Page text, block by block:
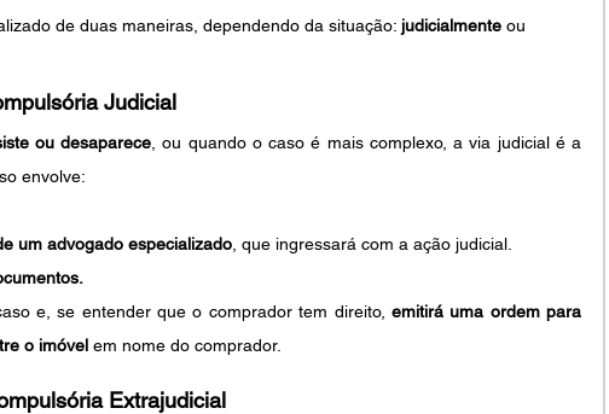
de duas maneiras, dependendo da situação: judicialmente ou
Judicial
ou desaparece , ou quando o caso é mais complexo, a via judicial é a
envolve:
um advogado especializado , que ingressará com a ação judicial.
e, se entender que o comprador tem direito, emitirá uma ordem para
o imóvel em nome do comprador.
Extrajudicial